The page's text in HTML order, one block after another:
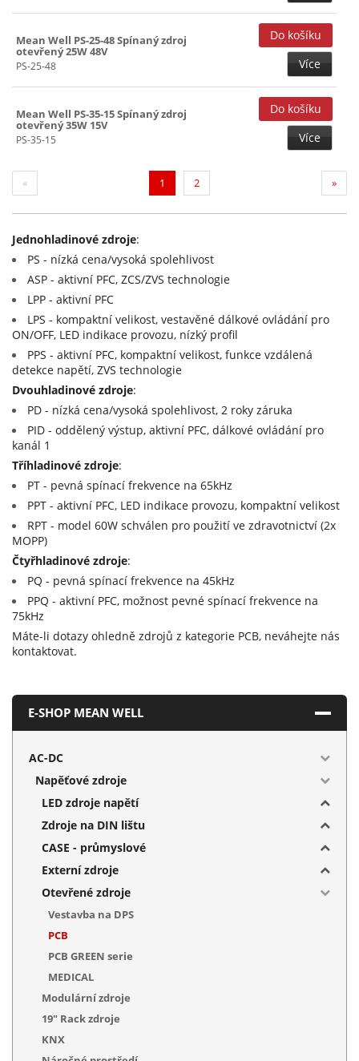
Mean Well PS-25-48 Spínaný zdroj
otevřený 25W 48V
PS-25-48 Více
Mean Well PS-35-15 Spínaný zdroj
otevřený 35W 15V
PS-35-15 Více
« 1 (current)
2 »
Jednohladinové zdroje:
PS - nízká cena/vysoká spolehlivost
ASP - aktivní PFC, ZCS/ZVS technologie
LPP - aktivní PFC
LPS - kompaktní velikost, vestavěné dálkové ovládání pro
ON/OFF, LED indikace provozu, nízký profil
PPS - aktivní PFC, kompaktní velikost, funkce vzdálená
detekce napětí, ZVS technologie
Dvouhladinové zdroje:
PD - nízká cena/vysoká spolehlivost, 2 roky záruka
PID - oddělený výstup, aktivní PFC, dálkové ovládání pro
kanál 1
Tříhladinové zdroje:
PT - pevná spínací frekvence na 65kHz
PPT - aktivní PFC, LED indikace provozu, kompaktní velikost
RPT - model 60W schválen pro použití ve zdravotnictví (2x
MOPP)
Čtyřhladinové zdroje:
PQ - pevná spínací frekvence na 45kHz
PPQ - aktivní PFC, možnost pevné spínací frekvence na
75kHz
Máte-li dotazy ohledně zdrojů z kategorie PCB, neváhejte nás
kontaktovat.
E-SHOP MEAN WELL
AC-DC
Napěťové zdroje
LED zdroje napětí
Zdroje na DIN lištu
CASE - průmyslové
Externí zdroje
Otevřené zdroje
Vestavba na DPS
PCB
PCB GREEN serie
MEDICAL
Modulární zdroje
19" Rack zdroje
KNX